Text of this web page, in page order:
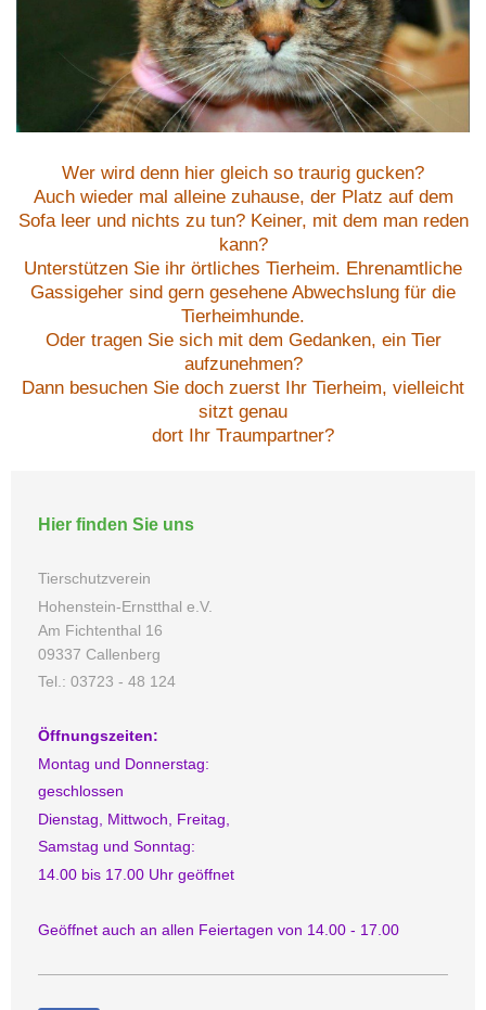
Wer wird denn hier gleich so traurig gucken?
Auch wieder mal alleine zuhause, der Platz auf dem
Sofa leer und nichts zu tun? Keiner, mit dem man reden
kann?
Unterstützen Sie ihr örtliches Tierheim. Ehrenamtliche
Gassigeher sind gern gesehene Abwechslung für die
Tierheimhunde.
Oder tragen Sie sich mit dem Gedanken, ein Tier
aufzunehmen?
Dann besuchen Sie doch zuerst Ihr Tierheim, vielleicht
sitzt genau
dort Ihr Traumpartner?
Hier finden Sie uns
Tierschutzverein
Hohenstein-Ernstthal e.V.
Am Fichtenthal 16
09337 Callenberg
Tel.: 03723 - 48 124
Öffnungszeiten:
Montag und Donnerstag:
geschlossen
Dienstag, Mittwoch, Freitag,
Samstag und Sonntag:
14.00 bis 17.00 Uhr geöffnet
Geöffnet auch an allen Feiertagen von 14.00 - 17.00